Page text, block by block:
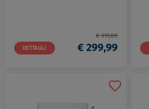
DETTAGLI
€ 319,00
€ 299,99